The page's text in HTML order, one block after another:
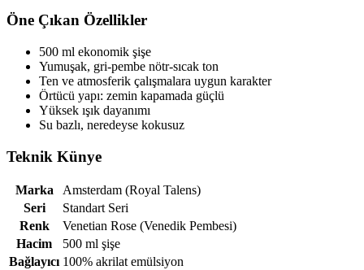
Öne Çıkan Özellikler
500 ml ekonomik şişe
Yumuşak, gri-pembe nötr-sıcak ton
Ten ve atmosferik çalışmalara uygun karakter
Örtücü yapı: zemin kapamada güçlü
Yüksek ışık dayanımı
Su bazlı, neredeyse kokusuz
Teknik Künye
Marka
Amsterdam (Royal Talens)
Seri
Standart Seri
Renk
Venetian Rose (Venedik Pembesi)
Hacim
500 ml şişe
Bağlayıcı 100% akrilat emülsiyon